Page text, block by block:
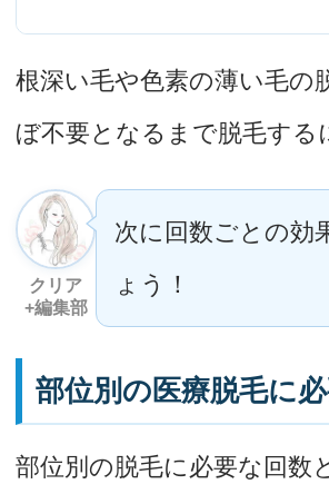
根深い毛や色素の薄い毛の
ぼ不要となるまで脱毛す
クリア
+編集部
次に回数ごとの効
ょう！
部位別の医療脱毛に
部位別の脱毛に必要な回数